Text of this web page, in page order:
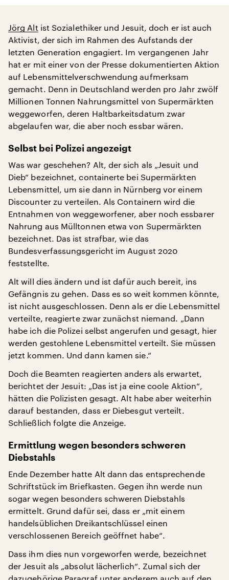
Jörg Alt ist Sozialethiker und Jesuit, doch er ist auch
Aktivist, der sich im Rahmen des Aufstands der
letzten Generation engagiert. Im vergangenen Jahr
hat er mit einer von der Presse dokumentierten Aktion
auf Lebensmittelverschwendung aufmerksam
gemacht. Denn in Deutschland werden pro Jahr zwölf
Millionen Tonnen Nahrungsmittel von Supermärkten
weggeworfen, deren Haltbarkeitsdatum zwar
abgelaufen war, die aber noch essbar wären.
Selbst bei Polizei angezeigt
Was war geschehen? Alt, der sich als „Jesuit und
Dieb“ bezeichnet, containerte bei Supermärkten
Lebensmittel, um sie dann in Nürnberg vor einem
Discounter zu verteilen. Als Containern wird die
Entnahmen von weggeworfener, aber noch essbarer
Nahrung aus Mülltonnen etwa von Supermärkten
bezeichnet. Das ist strafbar, wie das
Bundesverfassungsgericht im August 2020
feststellte.
Alt will dies ändern und ist dafür auch bereit, ins
Gefängnis zu gehen. Dass es so weit kommen könnte,
ist nicht ausgeschlossen. Denn als er die Lebensmittel
verteilte, reagierte zwar zunächst niemand. „Dann
habe ich die Polizei selbst angerufen und gesagt, hier
werden gestohlene Lebensmittel verteilt. Sie müssen
jetzt kommen. Und dann kamen sie.“
Doch die Beamten reagierten anders als erwartet,
berichtet der Jesuit: „Das ist ja eine coole Aktion“,
hätten die Polizisten gesagt. Alt habe aber weiterhin
darauf bestanden, dass er Diebesgut verteilt.
Schließlich folgte die Anzeige.
Ermittlung wegen besonders schweren
Diebstahls
Ende Dezember hatte Alt dann das entsprechende
Schriftstück im Briefkasten. Gegen ihn werde nun
sogar wegen besonders schweren Diebstahls
ermittelt. Grund dafür sei, dass er „mit einem
handelsüblichen Dreikantschlüssel einen
verschlossenen Bereich geöffnet habe“.
Dass ihm dies nun vorgeworfen werde, bezeichnet
der Jesuit als „absolut lächerlich“. Zumal sich der